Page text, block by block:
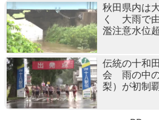
秋田県内は
く 大雨で
濫注意水位
伝統の十和
会 雨の中の
梨）が初制